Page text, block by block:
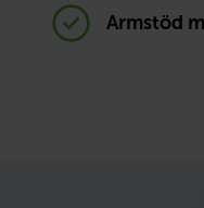
Armstöd